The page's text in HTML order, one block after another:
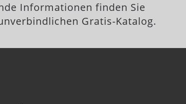
Informationen finden Sie
Gratis-Katalog.